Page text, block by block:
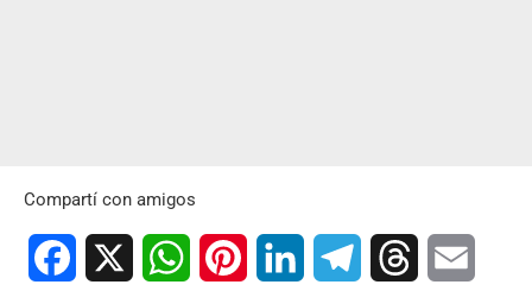
Compartí con amigos
Facebook WhatsAppPinterest LinkedIn TelegramThreads